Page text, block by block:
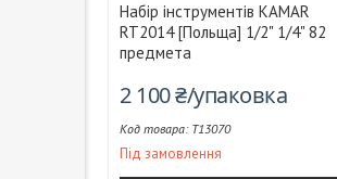
Набір інструментів KAMAR
RT2014 [Польща] 1/2" 1/4" 82
предмета
2 100 ₴/упаковка
T13070
Під замовлення